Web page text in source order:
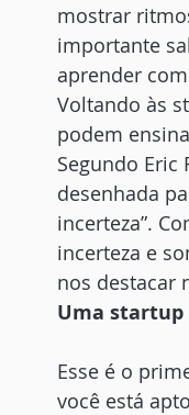
mostrar
importante
aprender
Voltando às
podem
Segundo Eric
desenhada
incerteza”.
incerteza e
nos destacar
Uma startup
Esse é o
você está